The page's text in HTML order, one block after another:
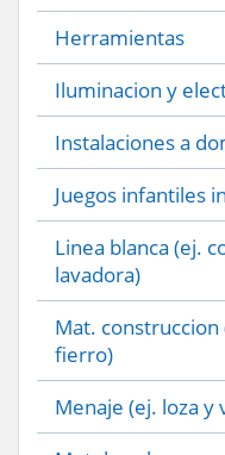
Herramientas
Iluminacion y
Instalaciones a
Juegos infantiles
Linea blanca (ej.
lavadora)
Mat.
fierro)
Menaje (ej. loza y